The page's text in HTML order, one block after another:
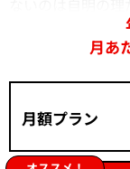
月あ
月額プラン